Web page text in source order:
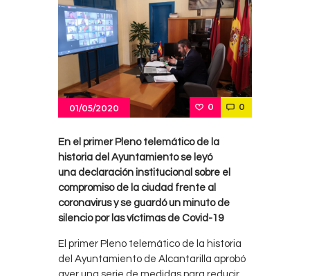
01/05/2020 0 0
En el primer Pleno telemático de la
historia del Ayuntamiento se leyó
una declaración institucional sobre el
compromiso de la ciudad frente al
coronavirus y se guardó un minuto de
silencio por las víctimas de Covid-19
El primer Pleno telemático de la historia
del Ayuntamiento de Alcantarilla aprobó